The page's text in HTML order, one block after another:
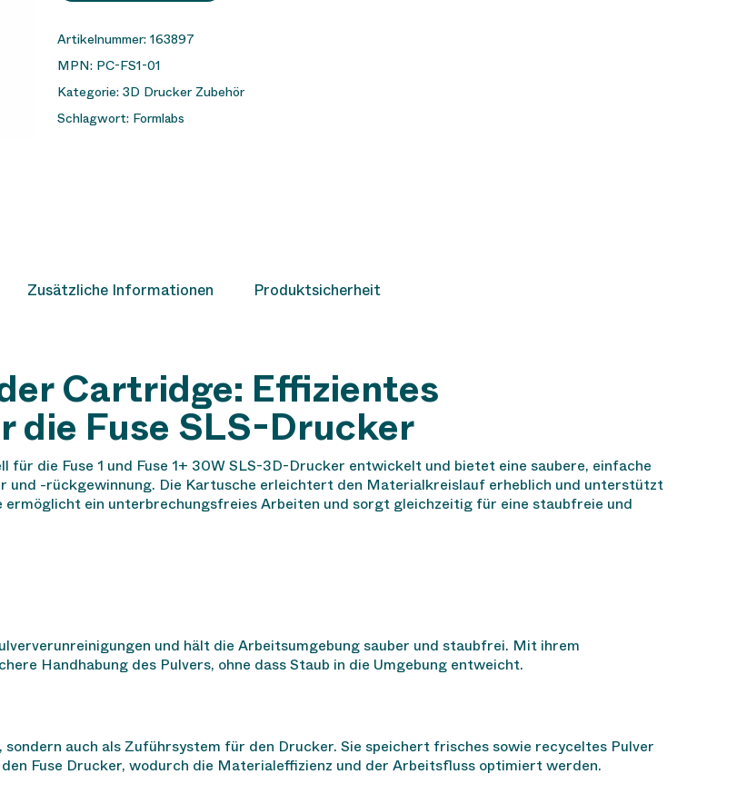
Artikelnummer: 163897
MPN: PC-FS1-01
Kategorie: 3D Drucker Zubehör
Schlagwort: Formlabs
Zusätzliche Informationen Produktsicherheit
Cartridge: Effizientes
die Fuse SLS-Drucker
für die Fuse 1 und Fuse 1+ 30W SLS-3D-Drucker entwickelt und bietet eine saubere, einfache
und -rückgewinnung. Die Kartusche erleichtert den Materialkreislauf erheblich und unterstützt
ermöglicht ein unterbrechungsfreies Arbeiten und sorgt gleichzeitig für eine staubfreie und
und hält die Arbeitsumgebung sauber und staubfrei. Mit ihrem
Handhabung des Pulvers, ohne dass Staub in die Umgebung entweicht.
auch als Zuführsystem für den Drucker. Sie speichert frisches sowie recyceltes Pulver
Fuse Drucker, wodurch die Materialeffizienz und der Arbeitsfluss optimiert werden.